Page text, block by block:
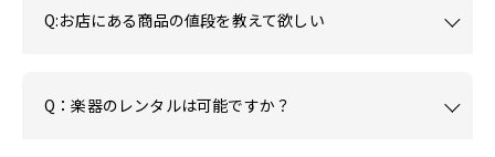
Q:お店にある商品の値段を教えて欲しい
Q：楽器のレンタルは可能ですか？